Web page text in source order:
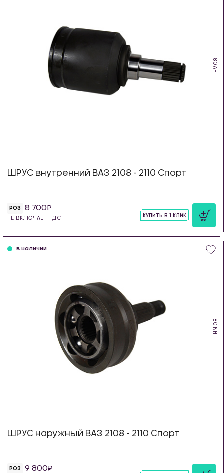
HV.08
ШРУС внутренний ВАЗ 2108 - 2110 Спорт
РОЗ 8 700
НЕ ВКЛЮЧАЕТ НДС
КУПИТЬ В 1 КЛИК
HN.08
в наличии
ШРУС наружный ВАЗ 2108 - 2110 Спорт
РОЗ 9 800